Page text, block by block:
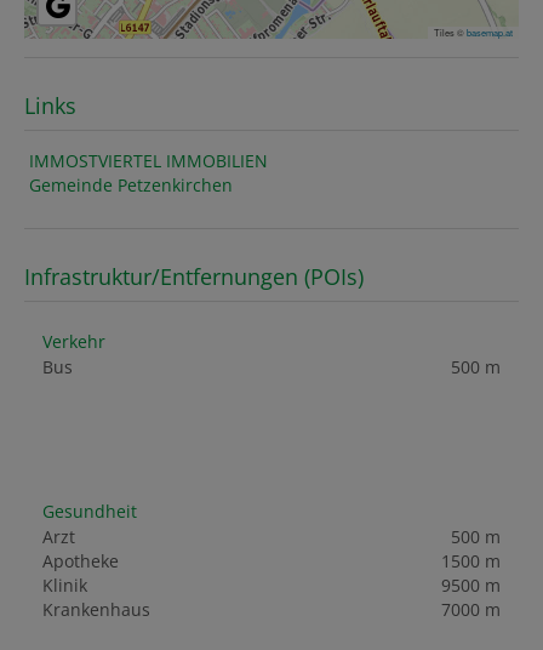
Tiles ©basemap.at
Links
IMMOSTVIERTEL IMMOBILIEN
Gemeinde Petzenkirchen
Infrastruktur/Entfernungen (POIs)
Verkehr
Bus
500 m
Gesundheit
Arzt
500 m
Apotheke
1500 m
Klinik
9500 m
Krankenhaus
7000 m